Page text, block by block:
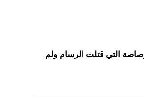
التي قتلت الرسام ولم